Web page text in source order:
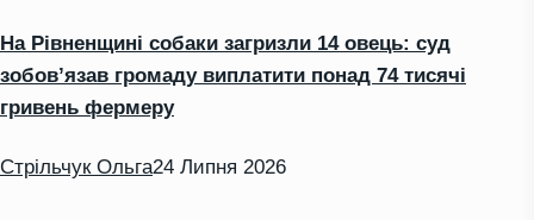
На Рівненщині собаки загризли 14 овець: суд
зобов’язав громаду виплатити понад 74 тисячі
гривень фермеру
Стрільчук Ольга24 Липня 2026